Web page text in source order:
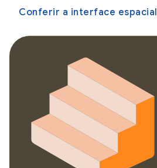
Conferir a interface espacial